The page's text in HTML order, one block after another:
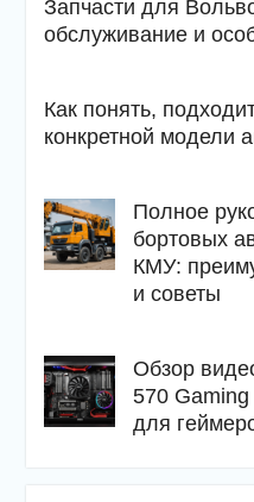
Запчасти для
обслуживание и
Как понять,
конкретной модели
Полное
бортовых
КМУ:
и советы
Обзор
570
для